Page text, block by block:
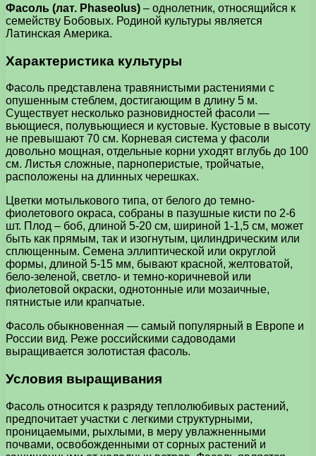
Фасоль (лат. Phaseolus) – однолетник, относящийся к
семейству Бобовых. Родиной культуры является
Латинская Америка.
Характеристика культуры
Фасоль представлена травянистыми растениями с
опушенным стеблем, достигающим в длину 5 м.
Существует несколько разновидностей фасоли —
вьющиеся, полувьющиеся и кустовые. Кустовые в высоту
не превышают 70 см. Корневая система у фасоли
довольно мощная, отдельные корни уходят вглубь до 100
см. Листья сложные, парноперистые, тройчатые,
расположены на длинных черешках.
Цветки мотылькового типа, от белого до темно-
фиолетового окраса, собраны в пазушные кисти по 2-6
шт. Плод – боб, длиной 5-20 см, шириной 1-1,5 см, может
быть как прямым, так и изогнутым, цилиндрическим или
сплющенным. Семена эллиптической или округлой
формы, длиной 5-15 мм, бывают красной, желтоватой,
бело-зеленой, светло- и темно-коричневой или
фиолетовой окраски, однотонные или мозаичные,
пятнистые или крапчатые.
Фасоль обыкновенная — самый популярный в Европе и
России вид. Реже российскими садоводами
выращивается золотистая фасоль.
Условия выращивания
Фасоль относится к разряду теплолюбивых растений,
предпочитает участки с легкими структурными,
проницаемыми, рыхлыми, в меру увлажненными
почвами, освобожденными от сорных растений и